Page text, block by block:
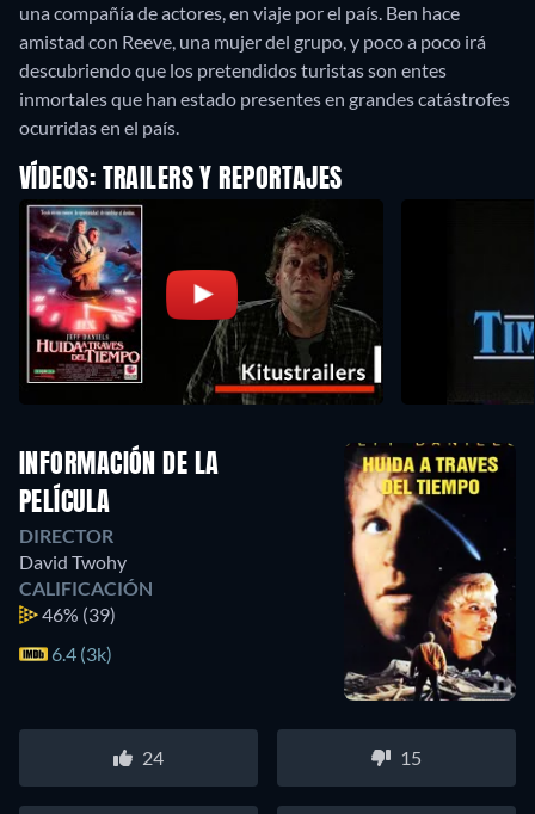
una compañía de actores, en viaje por el país. Ben hace
amistad con Reeve, una mujer del grupo, y poco a poco irá
descubriendo que los pretendidos turistas son entes
inmortales que han estado presentes en grandes catástrofes
ocurridas en el país.
VÍDEOS: TRAILERS Y REPORTAJES
INFORMACIÓN DE LA
PELÍCULA
DIRECTOR
David Twohy
CALIFICACIÓN
46% (39)
6.4 (3k)
24 15